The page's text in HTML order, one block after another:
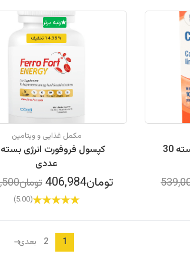
کپسول سی ال ای 1000 بسته 30
رتبه برتر
14.95% تخفیف
مکمل غذایی و ویتامین
عددی
تومان406,984 تومان478,500
(5.00)
1
2 بعدی